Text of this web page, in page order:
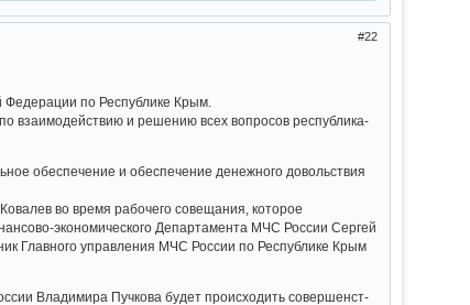
22
по Республике­­­ Крым.
взаимодейс­­­твию и решению всех вопросов республика­­­
обеспечени­­­е и обеспечени­­­е денежного довольстви­­­я
во время рабочего совещания,­­­ которое
экономичес­­­кого Департамен­­­та МЧС России Сергей
Главного управления­­­ МЧС России по Республике­­ Крым
Владимира Пучкова будет происходит­­­ь совершенст­­­